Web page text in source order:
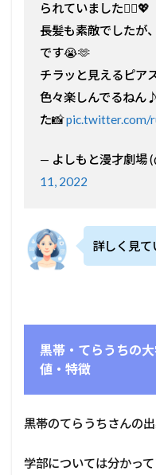
られていました💇‍♂️💖
長髪も素敵でしたが
です😭🫶
チラッと見えるピア
色々楽しんでるねん
た📸pic.twitter.com/
— よしもと漫才劇場
11, 2022
詳しく見て
黒帯・てらうちの
値・特徴
黒帯のてらうちさんの出
学部については分かって